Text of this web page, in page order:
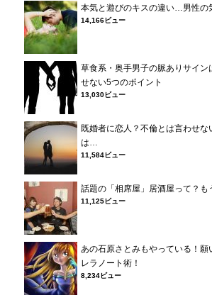
本気と遊びのキスの違い…男性の
14,166ビュー
草食系・奥手男子の脈ありサイン
せない5つのポイント
13,030ビュー
既婚者に恋人？不倫とは言わせな
は…
11,584ビュー
話題の「相席屋」居酒屋って？も
11,125ビュー
あの石原さとみもやっている！
レラノート術！
8,234ビュー